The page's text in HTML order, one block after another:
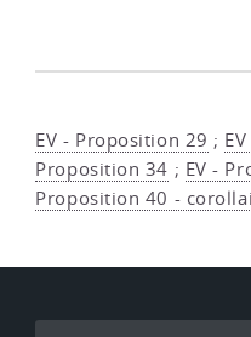
EV - Proposition 29 ;
Proposition 34 ; EV -
Proposition 40 -